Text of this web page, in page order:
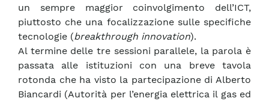
un sempre maggior coinvolgimento dell’ICT,
piuttosto che una focalizzazione sulle specifiche
tecnologie (breakthrough innovation).
Al termine delle tre sessioni parallele, la parola è
passata alle istituzioni con una breve tavola
rotonda che ha visto la partecipazione di Alberto
Biancardi (Autorità per l’energia elettrica il gas ed